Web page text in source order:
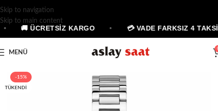
Skip to navigation
Skip to main content
🚚 ÜCRETSİZ KARGO 💳 VADE FARKSIZ 4
MENÜ
-15%
TÜKENDI